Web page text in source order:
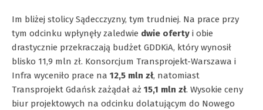
Im bliżej stolicy Sądecczyzny, tym trudniej. Na prace przy
tym odcinku wpłynęły zaledwie dwie oferty i obie
drastycznie przekraczają budżet GDDKiA, który wynosił
blisko 11,9 mln zł. Konsorcjum Transprojekt-Warszawa i
Infra wyceniło prace na 12,5 mln zł, natomiast
Transprojekt Gdańsk zażądał aż 15,1 mln zł. Wysokie ceny
biur projektowych na odcinku dolatującym do Nowego